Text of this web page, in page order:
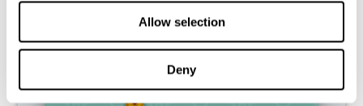
Allow selection
Deny